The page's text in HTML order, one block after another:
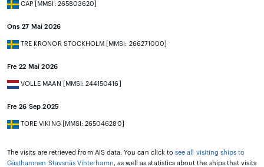
CAP [MMSI: 265803620]
Ons 27 Mai 2026
TRE KRONOR STOCKHOLM [MMSI: 266271000]
Fre 22 Mai 2026
VOLLE MAAN [MMSI: 244150416]
Fre 26 Sep 2025
TORE VIKING [MMSI: 265046280]
The visits are retrieved from AIS data. You can click tosee all visiting ships to
Gästhamnen Stavsnäs Vinterhamn, as well as statistics about the ships that visits